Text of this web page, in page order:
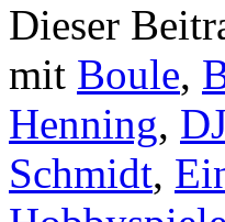
Dieser
mit Boule,
Henning,
Schmidt,